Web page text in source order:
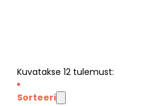
Kuvatakse 12 tulemust:
Sorteeri